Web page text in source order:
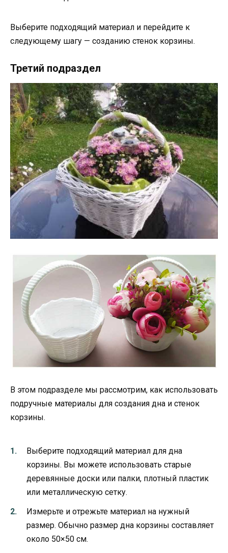
Выберите подходящий материал и перейдите к
следующему шагу — созданию стенок корзины.
Третий подраздел
В этом подразделе мы рассмотрим, как использовать
подручные материалы для создания дна и стенок
корзины.
Выберите подходящий материал для дна
корзины. Вы можете использовать старые
деревянные доски или палки, плотный пластик
или металлическую сетку.
Измерьте и отрежьте материал на нужный
размер. Обычно размер дна корзины составляет
около 50×50 см.